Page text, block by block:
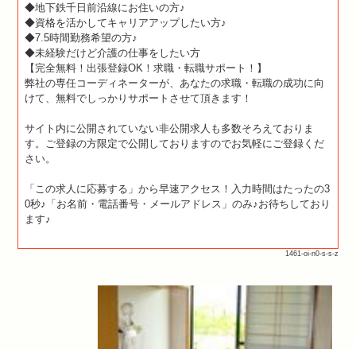
◆地下鉄千日前沿線にお住いの方♪
◆資格を活かしてキャリアアップしたい方♪
◆7.5時間勤務希望の方♪
◆未経験だけど介護の仕事をしたい方
【完全無料！出張登録OK！求職・転職サポート！】
弊社の専任コーディネーターが、あなたの求職・転職の成功に向
けて、無料でしっかりサポートさせて頂きます！
サイト内に公開されていない非公開求人も多数そろえておりま
す。ご登録の方限定で公開しておりますのでお気軽にご登録くだ
さい。
「この求人に応募する」から早速アクセス！入力時間はたったの3
0秒♪「お名前・電話番号・メールアドレス」のみ♪お待ちしており
ます♪
1461-oi-n0-s-s-z